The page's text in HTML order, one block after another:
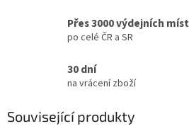
Přes 3000 výdejních míst
po celé ČR a SR
30 dní
na vrácení zboží
Související produkty